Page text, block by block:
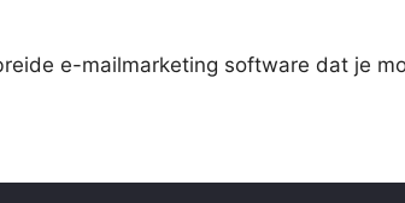
e-mailmarketing software dat je